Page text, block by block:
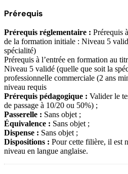
Prérequis
Prérequis réglementaire : Prérequis
de la formation initiale : Niveau 5
spécialité)
Prérequis à l’entrée en formation au
Niveau 5 validé (quelle que soit la
professionnelle commerciale (2 ans
niveau requis
Prérequis pédagogique : Valider le
de passage à 10/20 ou 50%) ;
Passerelle : Sans objet ;
Équivalence : Sans objet ;
Dispense : Sans objet ;
Dispositions : Pour cette filière, il est
niveau en langue anglaise.